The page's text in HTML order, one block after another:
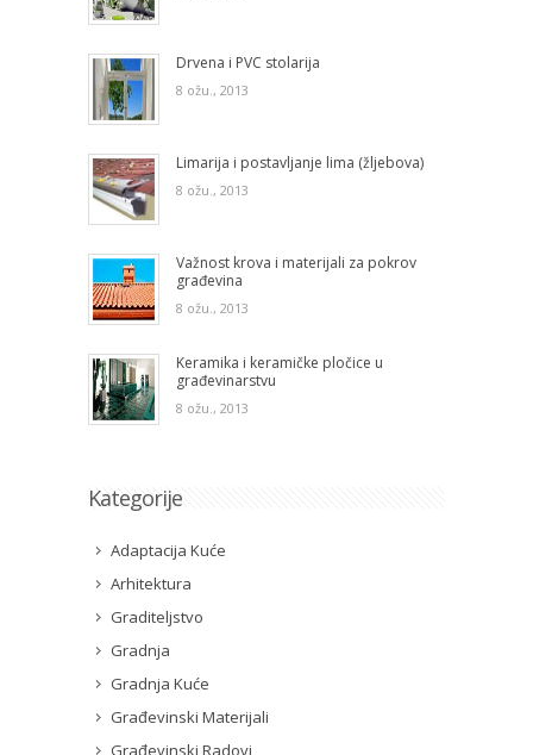
Drvena i PVC stolarija
8 ožu., 2013
Limarija i postavljanje lima (žljebova)
8 ožu., 2013
Važnost krova i materijali za pokrov
građevina
8 ožu., 2013
Keramika i keramičke pločice u
građevinarstvu
8 ožu., 2013
Kategorije
Adaptacija Kuće
Arhitektura
Graditeljstvo
Gradnja
Gradnja Kuće
Građevinski Materijali
Građevinski Radovi